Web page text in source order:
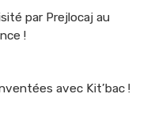
par Prejlocaj au
!
avec Kit’bac !